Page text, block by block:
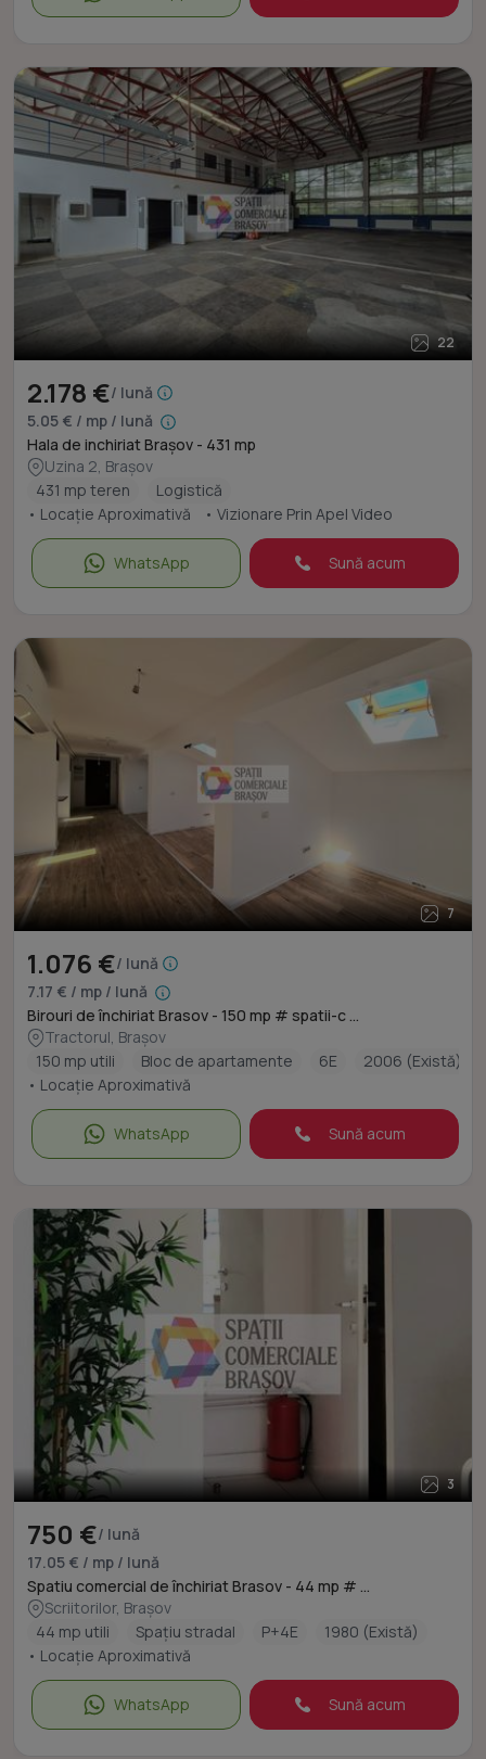
22
2.178 €/ lună
5.05 € / mp / lună
Hala de inchiriat Brașov - 431 mp
Uzina 2, Brașov
431 mp teren
Logistică
• Locație Aproximativă
• Vizionare Prin Apel Video
WhatsApp Sună acum
7
1.076 €/ lună
7.17 € / mp / lună
Birouri de închiriat Brasov - 150 mp # spatii-c ...
Tractorul, Brașov
150 mp utili
Bloc de apartamente 6E
2006 (Există)
• Locație Aproximativă
WhatsApp Sună acum
3
750 €/ lună
17.05 € / mp / lună
Spatiu comercial de închiriat Brasov - 44 mp # ...
Scriitorilor, Brașov
44 mp utili
Spațiu stradal P+4E
1980 (Există)
• Locație Aproximativă
WhatsApp Sună acum